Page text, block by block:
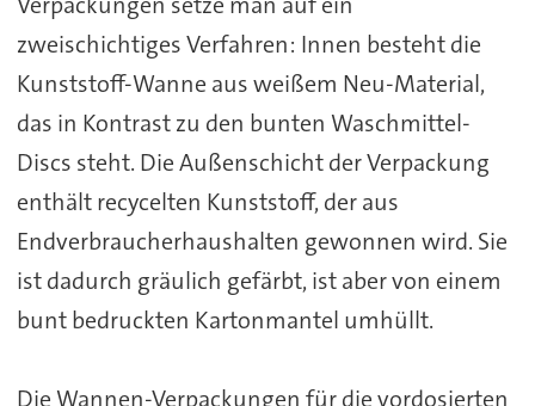
zweischichtiges Verfahren: Innen besteht die
Kunststoff-Wanne aus weißem Neu-Material,
das in Kontrast zu den bunten Waschmittel-
Discs steht. Die Außenschicht der Verpackung
enthält recycelten Kunststoff, der aus
Endverbraucherhaushalten gewonnen wird. Sie
ist dadurch gräulich gefärbt, ist aber von einem
bunt bedruckten Kartonmantel umhüllt.
Die Wannen-Verpackungen für die vordosierten